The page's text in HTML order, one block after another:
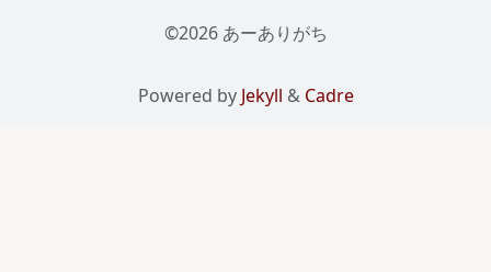
©2026 あーありがち
Powered by Jekyll & Cadre